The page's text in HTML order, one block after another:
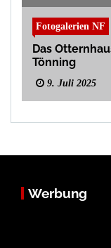
Fotogalerien NF
Das
Tönning
9. Juli 2025
Werbung